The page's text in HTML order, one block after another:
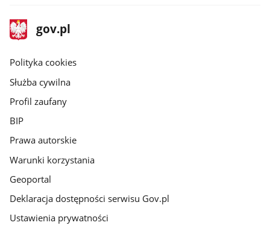
stopka
gov.pl
Strona
gov.pl
gov.pl
Polityka cookies
Służba cywilna
Profil zaufany
BIP
Prawa autorskie
Warunki korzystania
Geoportal
Deklaracja dostępności serwisu Gov.pl
Ustawienia prywatności